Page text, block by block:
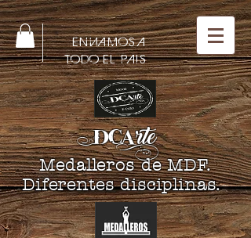
ENVIAMOS A
TODO EL PAIS
DCArte
Medalleros de MDF.
Diferentes disciplinas.